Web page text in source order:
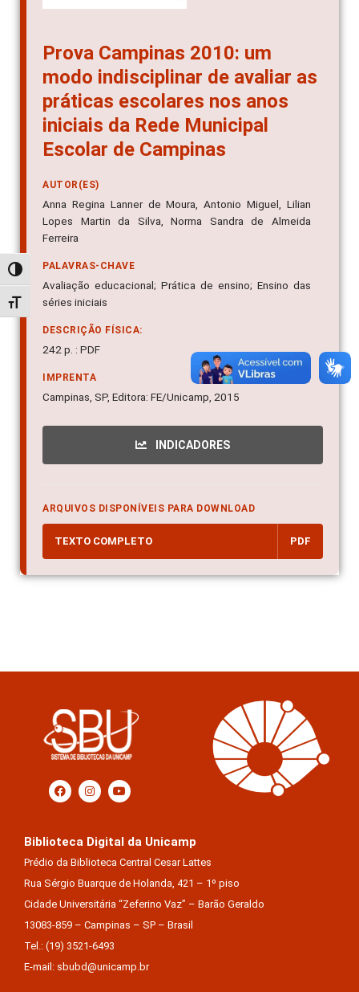
Alternar alto contraste
Alternar tamanho da fonte
Prova Campinas 2010: um
modo indisciplinar de avaliar as
práticas escolares nos anos
iniciais da Rede Municipal
Escolar de Campinas
AUTOR(ES)
Anna Regina Lanner de Moura, Antonio Miguel, Lilian
Lopes Martin da Silva, Norma Sandra de Almeida
Ferreira
PALAVRAS-CHAVE
Avaliação educacional; Prática de ensino; Ensino das
séries iniciais
DESCRIÇÃO FÍSICA:
242 p. : PDF
IMPRENTA
Campinas, SP, Editora: FE/Unicamp, 2015
INDICADORES
ARQUIVOS DISPONÍVEIS PARA DOWNLOAD
TEXTO COMPLETO PDF
Biblioteca Digital da Unicamp
Prédio da Biblioteca Central Cesar Lattes
Rua Sérgio Buarque de Holanda, 421 – 1º piso
Cidade Universitária “Zeferino Vaz” – Barão Geraldo
13083-859 – Campinas – SP – Brasil
Tel.: (19) 3521-6493
E-mail: sbubd@unicamp.br